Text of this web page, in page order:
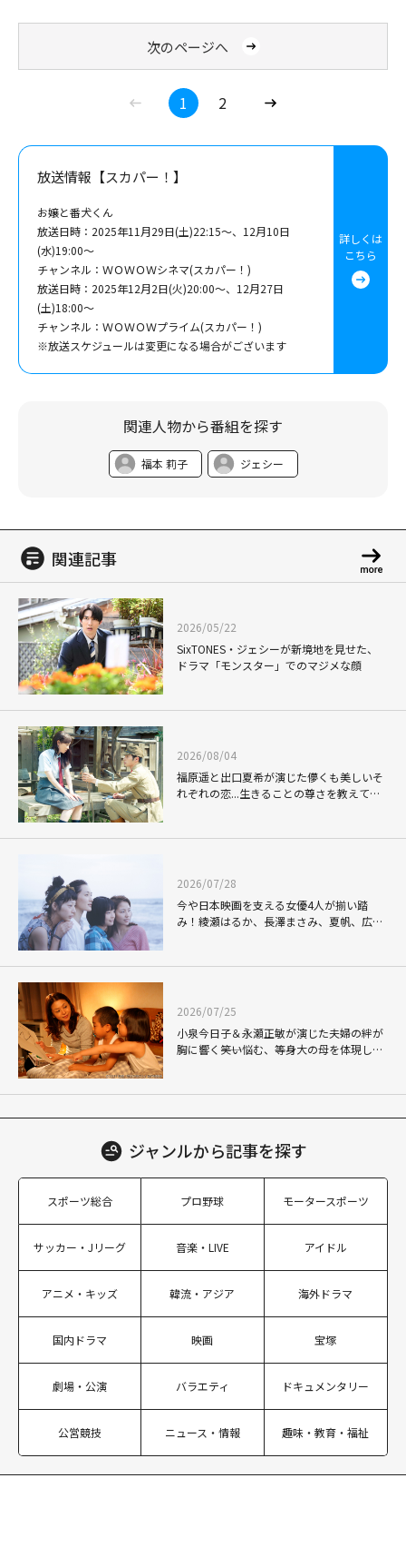
次のページへ
1 2
放送情報【スカパー！】
お嬢と番犬くん
放送日時：2025年11月29日(土)22:15～、12月10日
(水)19:00～
チャンネル：ＷＯＷＯＷシネマ(スカパー！)
放送日時：2025年12月2日(火)20:00～、12月27日
(土)18:00～
チャンネル：ＷＯＷＯＷプライム(スカパー！)
※放送スケジュールは変更になる場合がございます
詳しくは
こちら
関連人物から番組を探す
福本 莉子 ジェシー
関連記事
2026/05/22
SixTONES・ジェシーが新境地を見せた、
ドラマ「モンスター」でのマジメな顔
2026/08/04
福原遥と出口夏希が演じた儚くも美しいそ
れぞれの恋...生きることの尊さを教えてく
2026/07/28
今や日本映画を支える女優4人が揃い踏
み！綾瀬はるか、長澤まさみ、夏帆、広瀬
2026/07/25
小泉今日子＆永瀬正敏が演じた夫婦の絆が
胸に響く――笑い悩む、等身大の母を体現した
ジャンルから記事を探す
スポーツ総合 プロ野球 モータースポーツ
サッカー・Jリーグ 音楽・LIVE アイドル
アニメ・キッズ 韓流・アジア 海外ドラマ
国内ドラマ 映画 宝塚
劇場・公演 バラエティ ドキュメンタリー
公営競技 ニュース・情報 趣味・教育・福祉